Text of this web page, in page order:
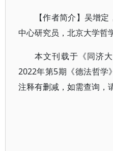
【作者简介】吴增
中心研究员，北京大学哲
本文刊载于《同济
2022年第5期《德法哲学
注释有删减，如需查询，